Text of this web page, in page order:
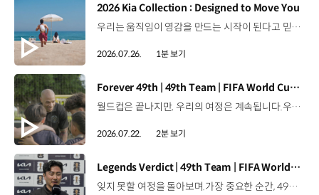
[동영상]
2026 Kia Collection : Designed to Move You
우리는 움직임이 영감을 만드는 시작이 된다고 믿습니다. 기아만의 Movement로 당신의 일상에 영감을 더해줄 2026 Kia Collection을 만나보세요. Designed to move you. Kia Collection 자세히 보기 ▶ #Kia #기아 #KiaCollection #기아컬렉션 #Designedtomoveyou #lifestyle
2026.07.26. 1분 보기
[동영상]
Forever 49th | 49th Team | FIFA World Cup 2026™
월드컵은 끝나지만, 우리의 여정은 계속됩니다.우리는 영원한 49번째 팀입니다. 자세히 보기 ▶ #Kia #InspirationConnectsUsAll #49thTeam #OMBC #FIFAWorldCup2026 유튜브 쇼츠 보기 >
2026.07.22. 2분 보기
[동영상]
Legends Verdict | 49th Team | FIFA World Cup 2026™
잊지 못할 여정을 돌아보며.가장 중요한 순간, 49번째 팀이 공을 건네며 완벽하게 임무를 해낸 그 순간을 함께 돌아봅니다. 자세히 보기 ▶ #Kia #InspirationConnectsUsAll #49thTeam #OMBC #FIFAWorldCup2026 유튜브 쇼츠 보기 >